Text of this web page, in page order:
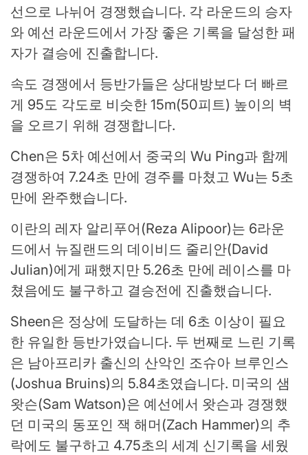
선으로 나뉘어 경쟁했습니다. 각 라운드의 승자
와 예선 라운드에서 가장 좋은 기록을 달성한 패
자가 결승에 진출합니다.
속도 경쟁에서 등반가들은 상대방보다 더 빠르
게 95도 각도로 비슷한 15m(50피트) 높이의 벽
을 오르기 위해 경쟁합니다.
Chen은 5차 예선에서 중국의 Wu Ping과 함께
경쟁하여 7.24초 만에 경주를 마쳤고 Wu는 5초
만에 완주했습니다.
이란의 레자 알리푸어(Reza Alipoor)는 6라운
드에서 뉴질랜드의 데이비드 줄리안(David
Julian)에게 패했지만 5.26초 만에 레이스를 마
쳤음에도 불구하고 결승전에 진출했습니다.
Sheen은 정상에 도달하는 데 6초 이상이 필요
한 유일한 등반가였습니다. 두 번째로 느린 기록
은 남아프리카 출신의 산악인 조슈아 브루인스
(Joshua Bruins)의 5.84초였습니다. 미국의 샘
왓슨(Sam Watson)은 예선에서 왓슨과 경쟁했
던 미국의 동포인 잭 해머(Zach Hammer)의 추
락에도 불구하고 4.75초의 세계 신기록을 세웠